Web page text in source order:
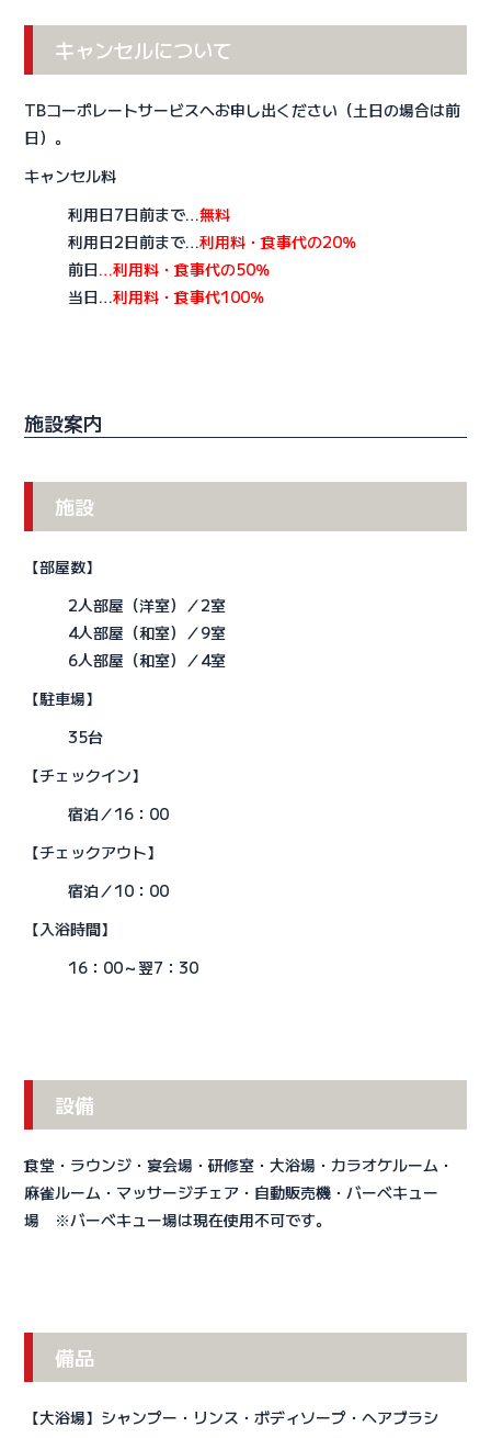
キャンセルについて
TBコーポレートサービスへお申し出ください（土日の場合は前
日）。
キャンセル料
利用日7日前まで…無料
利用日2日前まで…利用料・食事代の20％
前日…利用料・食事代の50％
当日…利用料・食事代100％
施設案内
施設
【部屋数】
2人部屋（洋室）／2室
4人部屋（和室）／9室
6人部屋（和室）／4室
【駐車場】
35台
【チェックイン】
宿泊／16：00
【チェックアウト】
宿泊／10：00
【入浴時間】
16：00～翌7：30
設備
食堂・ラウンジ・宴会場・研修室・大浴場・カラオケルーム・
麻雀ルーム・マッサージチェア・自動販売機・バーベキュー
場 ※バーベキュー場は現在使用不可です。
備品
【大浴場】シャンプー・リンス・ボディソープ・ヘアブラシ